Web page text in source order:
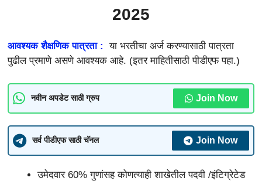
2025
आवश्यक शैक्षणिक पात्रता : या भरतीचा अर्ज करण्यासाठी पात्रता
पुढील प्रमाणे असणे आवश्यक आहे. (इतर माहितीसाठी पीडीएफ पहा.)
नवीन अपडेट साठी ग्रुप Join Now
सर्व पीडीएफ साठी चॅनल Join Now
उमेदवार 60% गुणांसह कोणत्याही शाखेतील पदवी /इंटिग्रेटेड